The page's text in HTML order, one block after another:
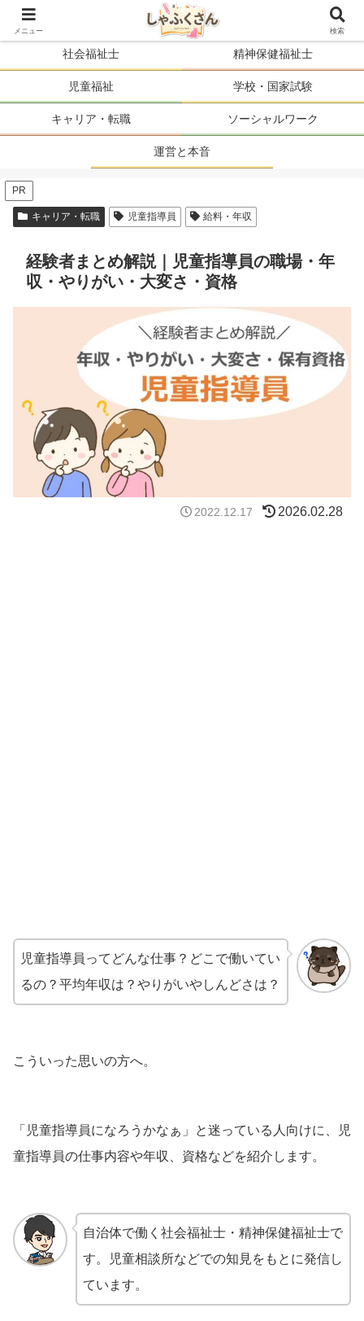
ソーシャルワーカーの人生を、まるごと支える。
社会福祉士 精神保健福祉士
児童福祉 学校・国家試験
キャリア・転職 ソーシャルワーク
運営と本音
PR
キャリア・転職 児童指導員 給料・年収
経験者まとめ解説｜児童指導員の職場・年
収・やりがい・大変さ・資格
2022.12.17 2026.02.28
児童指導員ってどんな仕事？どこで働いてい
るの？平均年収は？やりがいやしんどさは？
こういった思いの方へ。
「児童指導員になろうかなぁ」と迷っている人向けに、児
童指導員の仕事内容や年収、資格などを紹介します。
自治体で働く社会福祉士・精神保健福祉士で
す。児童相談所などでの知見をもとに発信し
ています。
メニュー 検索